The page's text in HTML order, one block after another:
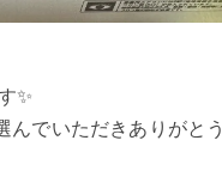
✨
んでいただきありがと